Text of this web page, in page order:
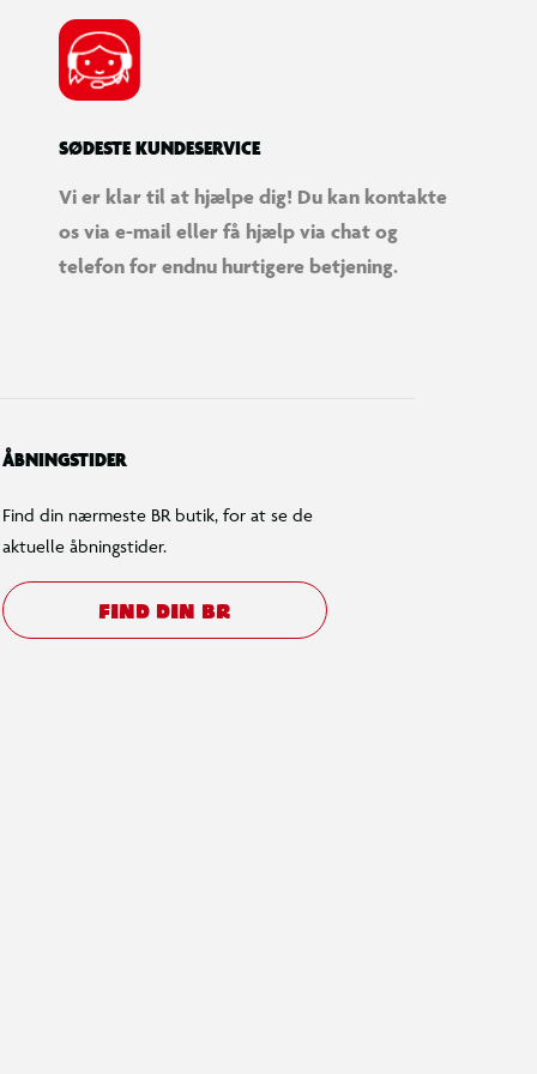
SØDESTE KUNDESERVICE
Vi er klar til at hjælpe dig! Du kan kontakte
os via e-mail eller få hjælp via chat og
telefon for endnu hurtigere betjening.
ÅBNINGSTIDER
Find din nærmeste BR butik, for at se de
aktuelle åbningstider.
FIND DIN BR